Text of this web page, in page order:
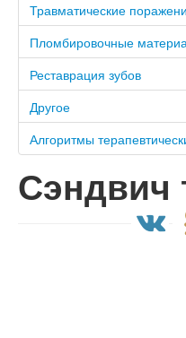
Травматические
Пломбировочные
Реставрация зубов
Другое
Алгоритмы
Сэндвич